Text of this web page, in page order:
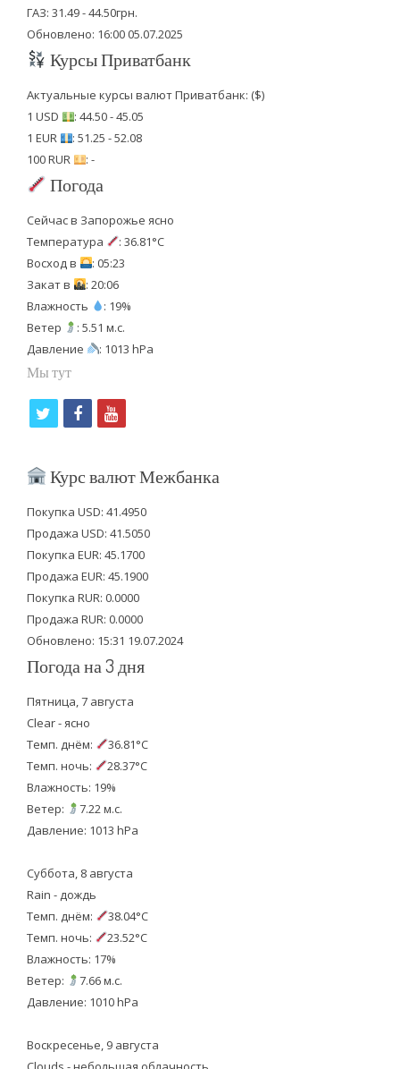
ГАЗ: 31.49 - 44.50грн.
Обновлено: 16:00 05.07.2025
Курсы Приватбанк
Актуальные курсы валют Приватбанк: ($)
1 USD
: 44.50 - 45.05
1 EUR
: 51.25 - 52.08
100 RUR
: -
Погода
Сейчас в Запорожье ясно
Температура
: 36.81°C
Восход в
: 05:23
Закат в
: 20:06
Влажность
: 19%
Ветер
: 5.51 м.с.
Давление
: 1013 hPa
Мы тут
i
t
e
r
f
b
o
o
k
y
u
b
e
Курс валют Межбанка
Покупка USD: 41.4950
Продажа USD: 41.5050
Покупка EUR: 45.1700
Продажа EUR: 45.1900
Покупка RUR: 0.0000
Продажа RUR: 0.0000
Обновлено: 15:31 19.07.2024
Погода на 3 дня
Пятница, 7 августа
Clear - ясно
Темп. днём:
36.81°C
Темп. ночь:
28.37°C
Влажность: 19%
Ветер:
7.22 м.с.
Давление: 1013 hPa
Суббота, 8 августа
Rain - дождь
Темп. днём:
38.04°C
Темп. ночь:
23.52°C
Влажность: 17%
Ветер:
7.66 м.с.
Давление: 1010 hPa
Воскресенье, 9 августа